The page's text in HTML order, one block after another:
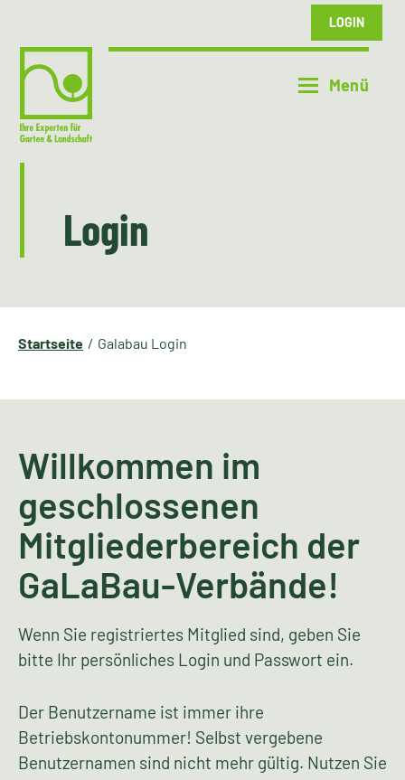
LOGIN
Login
Startseite Galabau Login
Willkommen im
geschlossenen
Mitgliederbereich der
GaLaBau-Verbände!
Wenn Sie registriertes Mitglied sind, geben Sie
bitte Ihr persönliches Login und Passwort ein.
Der Benutzername ist immer ihre
Betriebskontonummer! Selbst vergebene
Benutzernamen sind nicht mehr gültig. Nutzen Sie